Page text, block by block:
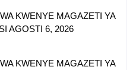
KWENYE MAGAZETI YA
AGOSTI 6, 2026
KWENYE MAGAZETI YA